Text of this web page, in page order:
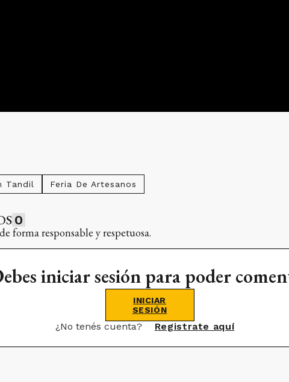
Tandil Feria De Artesanos
0
forma responsable y respetuosa.
iniciar sesión para poder
INICIAR
SESIÓN
¿No tenés cuenta? Registrate aquí